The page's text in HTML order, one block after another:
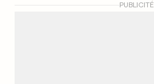
PUBLICITÉ